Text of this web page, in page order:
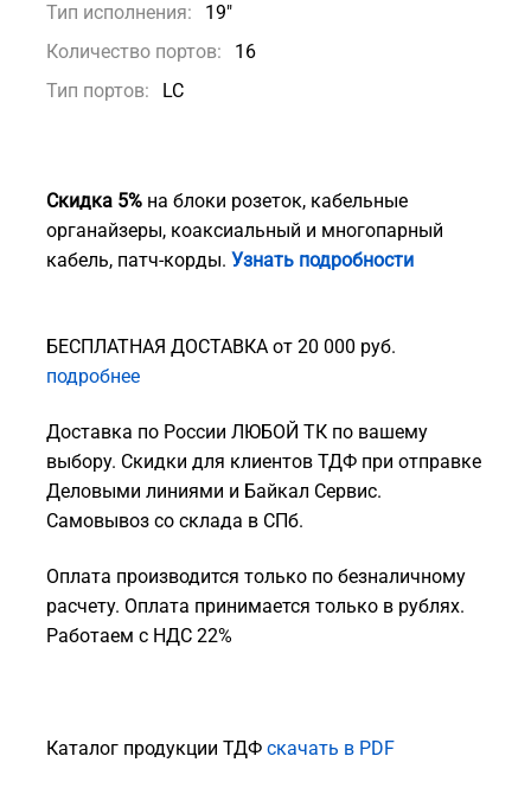
Тип исполнения:
19"
Количество портов:
16
Тип портов:
LC
Скидка 5% на блоки розеток, кабельные
органайзеры, коаксиальный и многопарный
кабель, патч-корды. Узнать подробности
БЕСПЛАТНАЯ ДОСТАВКА от 20 000 руб.
подробнее
Доставка по России ЛЮБОЙ ТК по вашему
выбору. Скидки для клиентов ТДФ при отправке
Деловыми линиями и Байкал Сервис.
Самовывоз со склада в СПб.
Оплата производится только по безналичному
расчету. Оплата принимается только в рублях.
Работаем с НДС 22%
Каталог продукции ТДФ скачать в PDF